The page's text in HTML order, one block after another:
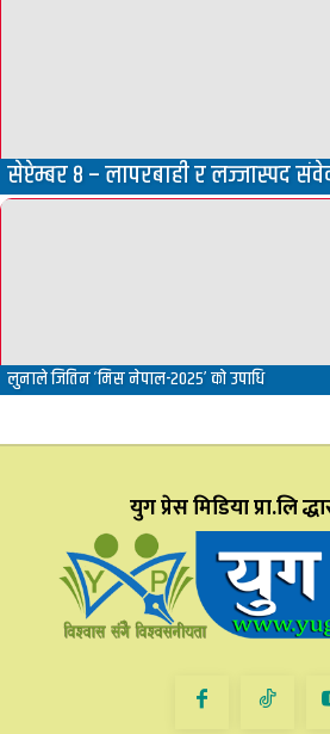
सेप्टेम्बर ८ – लापरबाही र लज्जास्पद
लुनाले जितिन ‘मिस नेपाल-२०२५’ को उपाधि
युग प्रेस मिडिया प्रा.लि